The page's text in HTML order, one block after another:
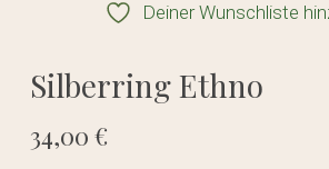
Deiner Wunschliste
Silberring Ethno
34,00 €